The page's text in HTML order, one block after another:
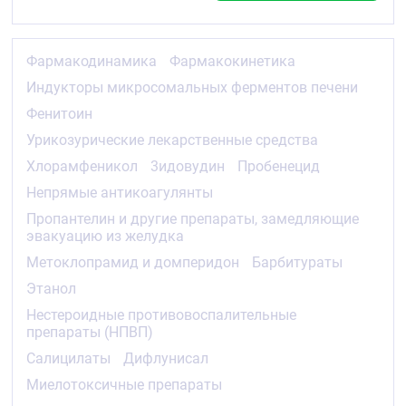
гидроксипарацетамола и метоксилирование до 3-
метоксипарацетамола, которые впоследствии
конъюгируют с глюкуронидами или сульфатами.
У взрослых преобладает глюкуронирование, у
новорождённых (в том числе недоношенных) и
маленьких детей — сульфатирование.
Конъюгированные метаболиты парацетамола
(глюкурониды, сульфаты и конъюгаты с
глутатионом) обладают низкой
фармакологической (в том числе токсической)
активностью.
Показания
респираторных заболеваниях и других
инфекционно-воспалительных заболеваниях,
сопровождающихся повышением температуры
Обезболивающее средство при болевом
синдроме слабой и умеренной выраженности:
Фармакодинамика
Фармакокинетика
Индукторы микросомальных ферментов печени
Фенитоин
Урикозурические лекарственные средства
Хлорамфеникол
3идовудин
Пробенецид
Непрямые антикоагулянты
Пропантелин и другие препараты, замедляющие
эвакуацию из желудка
Метоклопрамид и домперидон
Барбитураты
Этанол
Нестероидные противовоспалительные
препараты (НПВП)
Салицилаты
Дифлунисал
Миелотоксичные препараты